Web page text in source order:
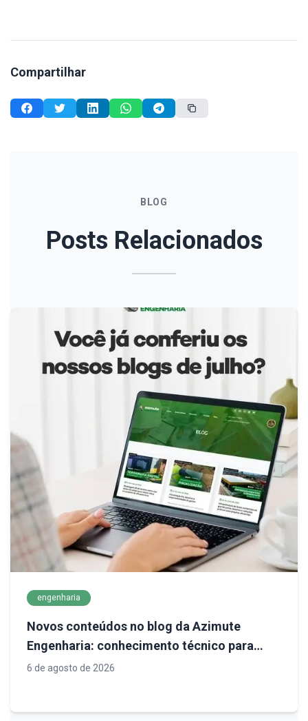
Compartilhar
BLOG
Posts Relacionados
engenharia
Novos conteúdos no blog da Azimute
Engenharia: conhecimento técnico para
decisões mais seguras em infraestrutura
6 de agosto de 2026